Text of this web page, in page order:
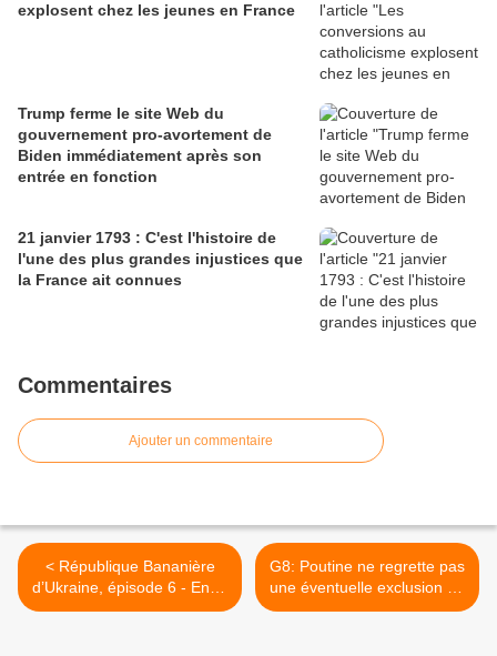
explosent chez les jeunes en France
Trump ferme le site Web du
gouvernement pro-avortement de
Biden immédiatement après son
entrée en fonction
21 janvier 1793 : C'est l'histoire de
l'une des plus grandes injustices que
la France ait connues
Commentaires
Ajouter un commentaire
< République Bananière
d’Ukraine, épisode 6 - Entre
anarchie et insécurité, les
G8: Poutine ne regrette pas
une éventuelle exclusion de
la Russie >